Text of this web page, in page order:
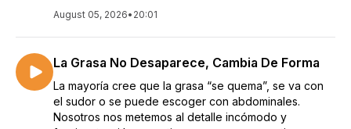
August 05, 2026• 20:01
La Grasa No Desaparece, Cambia De Forma
La mayoría cree que la grasa “se quema”, se va con
el sudor o se puede escoger con abdominales.
Nosotros nos metemos al detalle incómodo y